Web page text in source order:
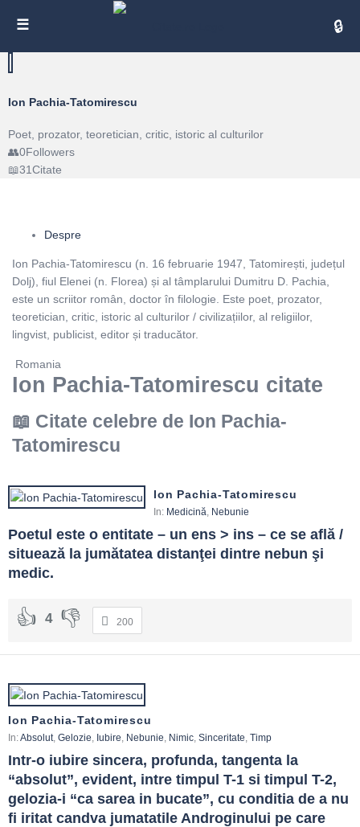
Ion Pachia-Tatomirescu
Poet, prozator, teoretician, critic, istoric al culturilor
0Followers
31Citate
Despre
Ion Pachia-Tatomirescu (n. 16 februarie 1947, Tatomirești, județul
Dolj), fiul Elenei (n. Florea) și al tâmplarului Dumitru D. Pachia,
este un scriitor român, doctor în filologie. Este poet, prozator,
teoretician, critic, istoric al culturilor / civilizațiilor, al religiilor,
lingvist, publicist, editor și traducător.
Romania
Ion Pachia-Tatomirescu citate
Citate celebre de Ion Pachia-
Tatomirescu
Ion Pachia-Tatomirescu
In: Medicină, Nebunie
Poetul este o entitate – un ens > ins – ce se află /
situează la jumătatea distanţei dintre nebun şi
medic.
4 200
Ion Pachia-Tatomirescu
In:Absolut Gelozie Iubire Nebunie Nimic Sinceritate Timp
Intr-o iubire sincera, profunda, tangenta la
“absolut”, evident, intre timpul T-1 si timpul T-2,
gelozia-i “ca sarea in bucate”, cu conditia de a nu
fi iritat candva jumatatile Androginului pe care